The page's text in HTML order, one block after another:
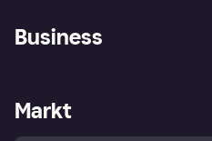
Shops entdecken
Business
Händlerportal
Markt